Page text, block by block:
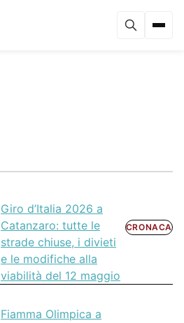
Giro d’Italia 2026 a
Catanzaro: tutte le
strade chiuse, i divieti
e le modifiche alla
viabilità del 12 maggio
CRONACA
Fiamma Olimpica a